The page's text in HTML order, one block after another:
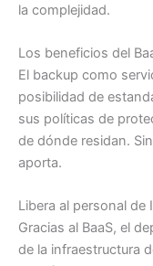
la complejidad.
Los beneficios del
El backup como
posibilidad de
sus políticas de
de dónde residan.
aporta.
Libera al personal de
Gracias al BaaS, el
de la infraestructura